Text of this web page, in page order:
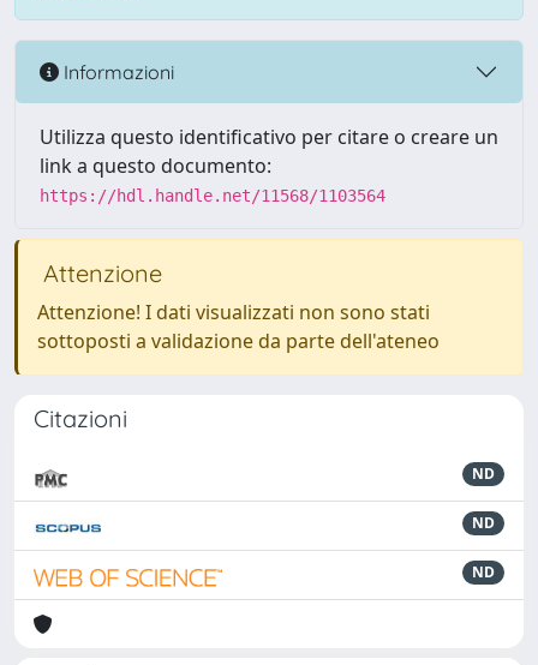
Informazioni
Utilizza questo identificativo per citare o creare un
link a questo documento:
https://hdl.handle.net/11568/1103564
Attenzione
Attenzione! I dati visualizzati non sono stati
sottoposti a validazione da parte dell'ateneo
Citazioni
ND
ND
ND